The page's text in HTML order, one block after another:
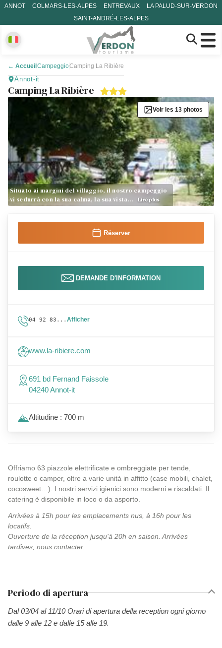
ANNOT COLMARS-LES-ALPES ENTREVAUX
LA PALUD-SUR-VERDON
SAINT-ANDRÉ-LES-ALPES
← Accueil CampeggioCamping La Ribière
Annot-it
Camping La Ribière
Situato ai margini del villaggio, il nostro campeggio
vi sedurrà con la sua calma, la sua vista…
Lire plus
Voir les 13 photos
Offriamo 63 piazzole elettrificate e ombreggiate per tende,
roulotte o camper, oltre a varie unità in affitto (case mobili, chalet,
cocosweet…). I nostri servizi igienici sono moderni e riscaldati. Il
catering è disponibile in loco o da asporto.
Arrivées à 15h pour les emplacements nus, à 16h pour les
locatifs.
Ouverture de la réception jusqu'à 20h en saison. Arrivées
tardives, nous contacter.
Periodo di apertura
Dal 03/04 al 11/10 Orari di apertura della reception ogni giorno
dalle 9 alle 12 e dalle 15 alle 19.
Réserver
DEMANDE D'INFORMATION
04 92 83... Afficher
www.la-ribiere.com
691 bd Fernand Faissole
04240 Annot-it
Altitudine : 700 m